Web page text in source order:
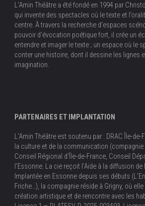
L’Amin Théâtre a été fondé en 1994 par
qui invente des spectacles où le texte et
centre. À travers la recherche d’espaces
pouvoir d’évocation poétique fort, il crée un
entendre et imager le texte ; un espace où le
conter une histoire, dont il dessine les lignes
imagination.
PARTENAIRES ET IMPLANTATION
L’Amin Théâtre est soutenu par : DRAC Île-
la culture et de la communication
Conseil Régional d’Île-de-France, Conseil
l’Essonne. La cie reçoit l’Aide à la diffusion de
Implantée en Essonne depuis ses débuts
Friche…), la compagnie réside à Grigny, où
création artistique et de rencontre avec les